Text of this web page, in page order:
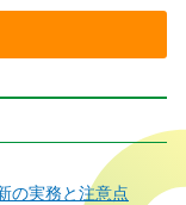
の実務と注意点